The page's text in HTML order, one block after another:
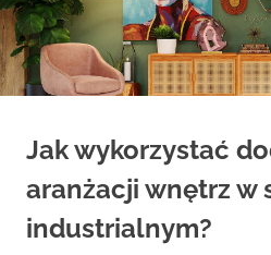
Jak wykorzystać
aranżacji wnętrz w
industrialnym?